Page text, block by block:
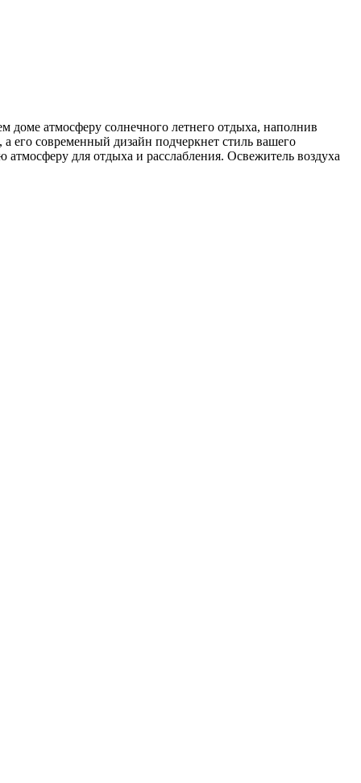
доме атмосферу солнечного летнего отдыха, наполнив
его современный дизайн подчеркнет стиль вашего
для отдыха и расслабления. Освежитель воздуха